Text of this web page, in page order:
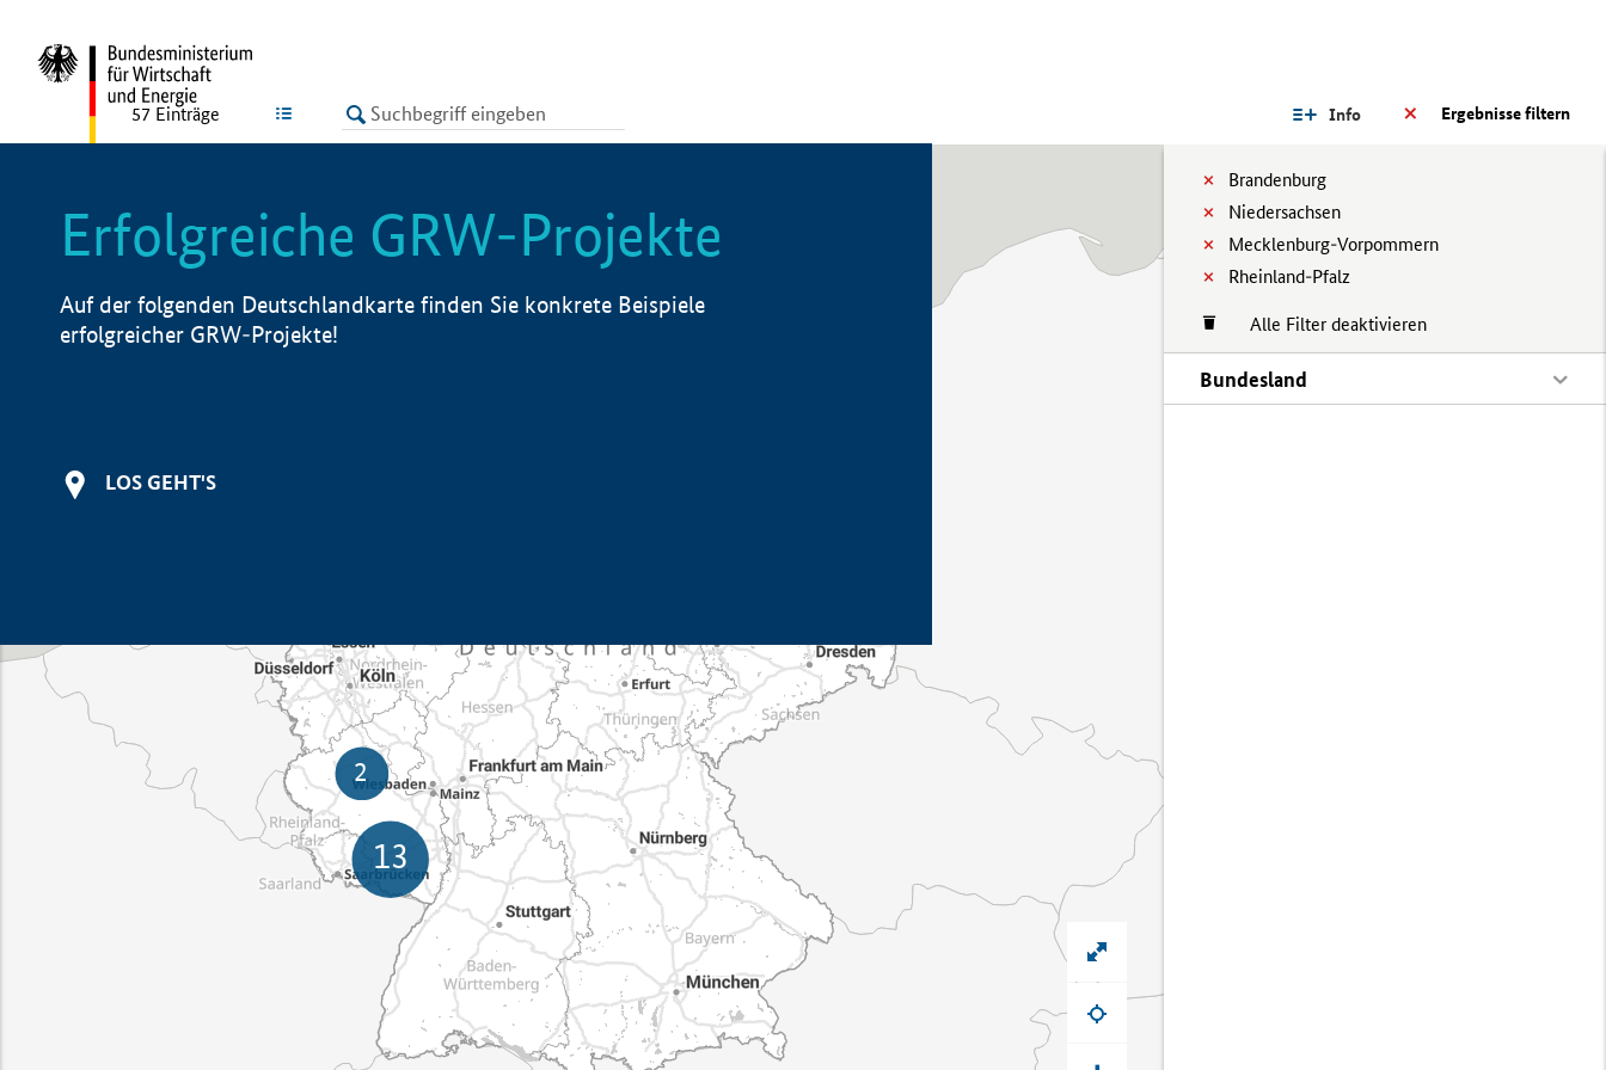
LISTE Ergebnisse filtern
Info
Brandenburg
Niedersachsen
Mecklenburg-Vorpommern
Rheinland-Pfalz
Alle Filter deaktivieren
Bundesland
57 Einträge
Erfolgreiche GRW-Projekte
Auf der folgenden Deutschlandkarte finden Sie konkrete Beispiele
erfolgreicher GRW-Projekte!
LOS GEHT'S